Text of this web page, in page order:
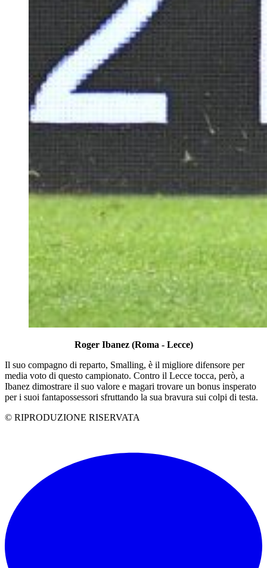
Roger Ibanez (Roma - Lecce)
Il suo compagno di reparto, Smalling, è il migliore difensore per
media voto di questo campionato. Contro il Lecce tocca, però, a
Ibanez dimostrare il suo valore e magari trovare un bonus insperato
per i suoi fantapossessori sfruttando la sua bravura sui colpi di testa.
© RIPRODUZIONE RISERVATA